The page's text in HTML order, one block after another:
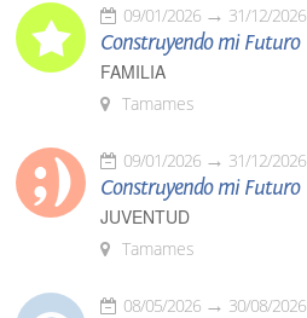
09/01/2026 31/12/2026
Construyendo mi Futuro
FAMILIA
Tamames
09/01/2026 31/12/2026
Construyendo mi Futuro
JUVENTUD
Tamames
08/05/2026 30/08/2026